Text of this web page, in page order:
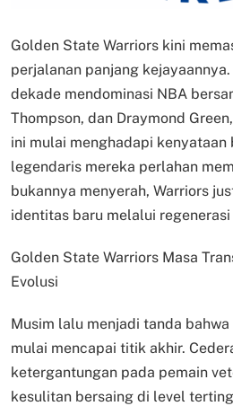
Golden State Warriors kini
perjalanan panjang
dekade mendominasi NBA
Thompson, dan Draymond
ini mulai menghadapi kenyataan
legendaris mereka perlahan
bukannya menyerah, Warriors
identitas baru melalui
Golden State Warriors Masa
Evolusi
Musim lalu menjadi tanda
mulai mencapai titik akhir.
ketergantungan pada pemain
kesulitan bersaing di level